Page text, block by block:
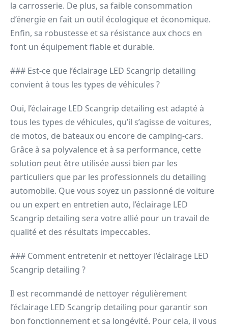
la carrosserie. De plus, sa faible consommation
d’énergie en fait un outil écologique et économique.
Enfin, sa robustesse et sa résistance aux chocs en
font un équipement fiable et durable.
### Est-ce que l’éclairage LED Scangrip detailing
convient à tous les types de véhicules ?
Oui, l’éclairage LED Scangrip detailing est adapté à
tous les types de véhicules, qu’il s’agisse de voitures,
de motos, de bateaux ou encore de camping-cars.
Grâce à sa polyvalence et à sa performance, cette
solution peut être utilisée aussi bien par les
particuliers que par les professionnels du detailing
automobile. Que vous soyez un passionné de voiture
ou un expert en entretien auto, l’éclairage LED
Scangrip detailing sera votre allié pour un travail de
qualité et des résultats impeccables.
### Comment entretenir et nettoyer l’éclairage LED
Scangrip detailing ?
Il est recommandé de nettoyer régulièrement
l’éclairage LED Scangrip detailing pour garantir son
bon fonctionnement et sa longévité. Pour cela, il vous